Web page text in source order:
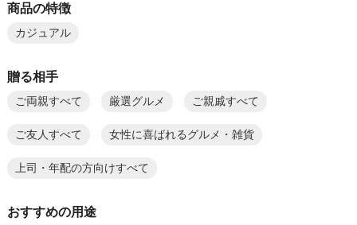
商品の特徴
カジュアル
贈る相手
ご両親すべて 厳選グルメ ご親戚すべて
ご友人すべて 女性に喜ばれるグルメ・雑貨
上司・年配の方向けすべて
おすすめの用途